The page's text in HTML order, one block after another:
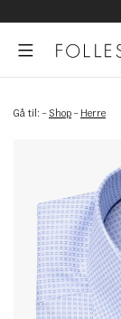
Gå til: – Shop – Herre